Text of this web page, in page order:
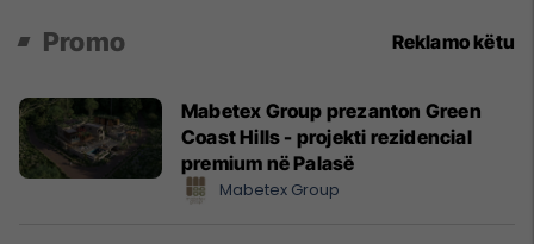
Promo Reklamo këtu
Mabetex Group prezanton Green
Coast Hills - projekti rezidencial
premium në Palasë
Mabetex Group